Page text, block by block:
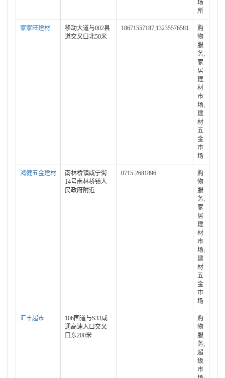
场
所
家家旺建材
移动大道与002县
道交叉口北50米
18671557187;13235576581
购
物
服
务;
家
居
建
材
市
场;
建
材
五
金
市
场
鸿健五金建材
南林桥镇咸宁街
14号南林桥镇人
民政府附近
0715-2681896
购
物
服
务;
家
居
建
材
市
场;
建
材
五
金
市
场
汇丰超市
106国道与S33咸
通高速入口交叉
口东200米
购
物
服
务;
超
级
市